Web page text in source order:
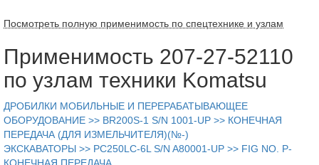
Посмотреть полную применимость по спецтехнике и узлам
Применимость 207-27-52110
по узлам техники Komatsu
ДРОБИЛКИ МОБИЛЬНЫЕ И ПЕРЕРАБАТЫВАЮЩЕЕ
ОБОРУДОВАНИЕ >> BR200S-1 S/N 1001-UP >> КОНЕЧНАЯ
ПЕРЕДАЧА (ДЛЯ ИЗМЕЛЬЧИТЕЛЯ)(№-)
ЭКСКАВАТОРЫ >> PC250LC-6L S/N A80001-UP >> FIG NO. P-
КОНЕЧНАЯ ПЕРЕДАЧА